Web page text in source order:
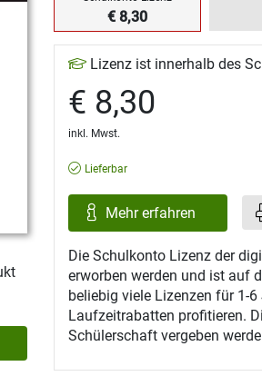
€ 8,30
Lizenz ist innerhalb des
€ 8,30
inkl. Mwst.
Lieferbar
Mehr erfahren
Die Schulkonto Lizenz der
erworben werden und ist auf
beliebig viele Lizenzen für 1-
Laufzeitrabatten profitieren.
Schülerschaft vergeben